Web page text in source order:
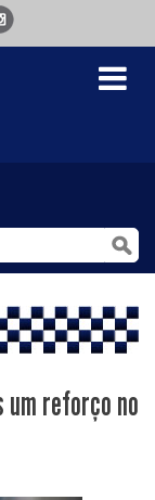
Toggle
um reforço no